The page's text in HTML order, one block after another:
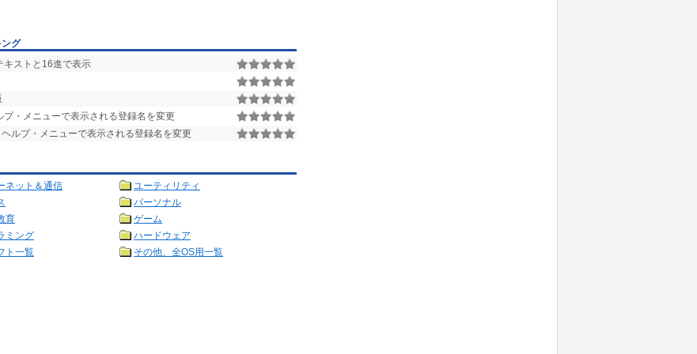
ング
キストと16進で表示
プ・メニューで表示される登録名を変更
ルプ・メニューで表示される登録名を変更
ネット＆通信
ユーティリティ
パーソナル
育
ゲーム
ミング
ハードウェア
ト一覧 その他、全OS用一覧